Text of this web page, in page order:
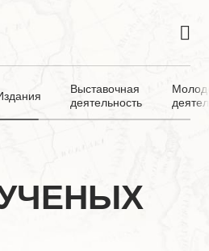
Выставочная
деятельность